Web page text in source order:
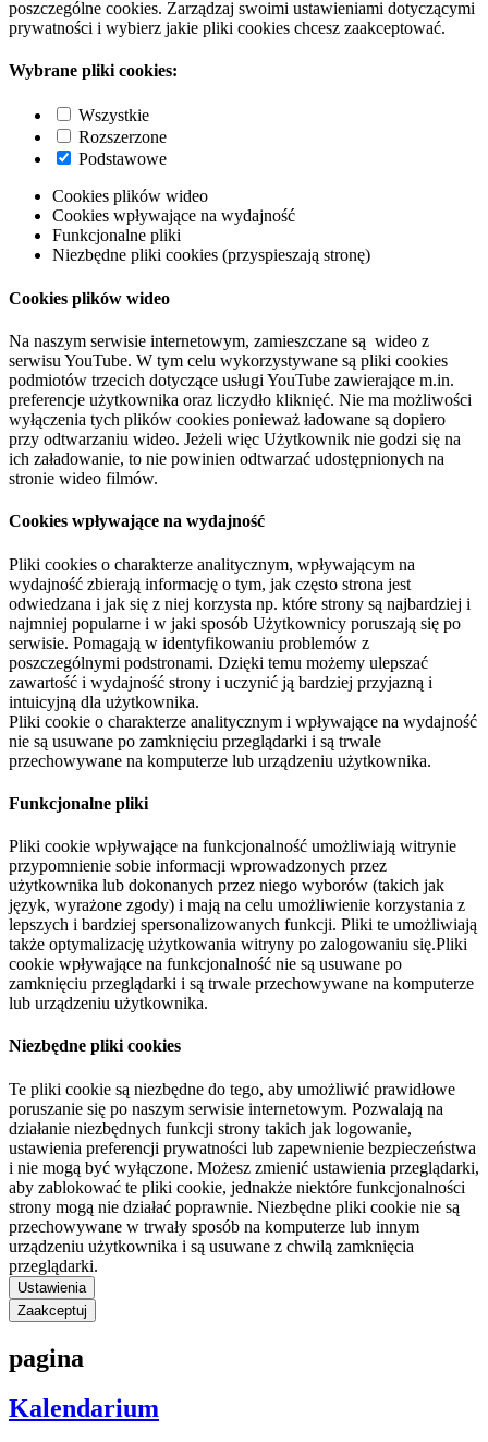
poszczególne cookies. Zarządzaj swoimi ustawieniami dotyczącymi
prywatności i wybierz jakie pliki cookies chcesz zaakceptować.
Wybrane pliki cookies:
Wszystkie
Rozszerzone
Podstawowe
Cookies plików wideo
Cookies wpływające na wydajność
Funkcjonalne pliki
Niezbędne pliki cookies (przyspieszają stronę)
Cookies plików wideo
Na naszym serwisie internetowym, zamieszczane są wideo z
serwisu YouTube. W tym celu wykorzystywane są pliki cookies
podmiotów trzecich dotyczące usługi YouTube zawierające m.in.
preferencje użytkownika oraz liczydło kliknięć. Nie ma możliwości
wyłączenia tych plików cookies ponieważ ładowane są dopiero
przy odtwarzaniu wideo. Jeżeli więc Użytkownik nie godzi się na
ich załadowanie, to nie powinien odtwarzać udostępnionych na
stronie wideo filmów.
Cookies wpływające na wydajność
Pliki cookies o charakterze analitycznym, wpływającym na
wydajność zbierają informację o tym, jak często strona jest
odwiedzana i jak się z niej korzysta np. które strony są najbardziej i
najmniej popularne i w jaki sposób Użytkownicy poruszają się po
serwisie. Pomagają w identyfikowaniu problemów z
poszczególnymi podstronami. Dzięki temu możemy ulepszać
zawartość i wydajność strony i uczynić ją bardziej przyjazną i
intuicyjną dla użytkownika.
Pliki cookie o charakterze analitycznym i wpływające na wydajność
nie są usuwane po zamknięciu przeglądarki i są trwale
przechowywane na komputerze lub urządzeniu użytkownika.
Funkcjonalne pliki
Pliki cookie wpływające na funkcjonalność umożliwiają witrynie
przypomnienie sobie informacji wprowadzonych przez
użytkownika lub dokonanych przez niego wyborów (takich jak
język, wyrażone zgody) i mają na celu umożliwienie korzystania z
lepszych i bardziej spersonalizowanych funkcji. Pliki te umożliwiają
także optymalizację użytkowania witryny po zalogowaniu się.Pliki
cookie wpływające na funkcjonalność nie są usuwane po
zamknięciu przeglądarki i są trwale przechowywane na komputerze
lub urządzeniu użytkownika.
Niezbędne pliki cookies
Te pliki cookie są niezbędne do tego, aby umożliwić prawidłowe
poruszanie się po naszym serwisie internetowym. Pozwalają na
działanie niezbędnych funkcji strony takich jak logowanie,
ustawienia preferencji prywatności lub zapewnienie bezpieczeństwa
i nie mogą być wyłączone. Możesz zmienić ustawienia przeglądarki,
aby zablokować te pliki cookie, jednakże niektóre funkcjonalności
strony mogą nie działać poprawnie. Niezbędne pliki cookie nie są
przechowywane w trwały sposób na komputerze lub innym
urządzeniu użytkownika i są usuwane z chwilą zamknięcia
przeglądarki.
Ustawienia
Zaakceptuj
pagina
Kalendarium